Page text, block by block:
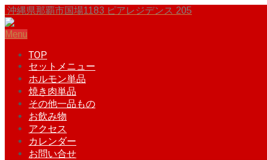
沖縄県那覇市国場1183 ピアレジデンス 205
Menu
TOP
セットメニュー
ホルモン単品
焼き肉単品
その他一品もの
お飲み物
アクセス
カレンダー
お問い合せ